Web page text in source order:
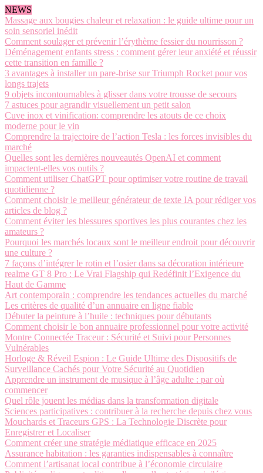
NEWS
Massage aux bougies chaleur et relaxation : le guide ultime pour un
soin sensoriel inédit
Comment soulager et prévenir l’érythème fessier du nourrisson ?
Déménagement enfants stress : comment gérer leur anxiété et réussir
cette transition en famille ?
3 avantages à installer un pare-brise sur Triumph Rocket pour vos
longs trajets
9 objets incontournables à glisser dans votre trousse de secours
7 astuces pour agrandir visuellement un petit salon
Cuve inox et vinification: comprendre les atouts de ce choix
moderne pour le vin
Comprendre la trajectoire de l’action Tesla : les forces invisibles du
marché
Quelles sont les dernières nouveautés OpenAI et comment
impactent-elles vos outils ?
Comment utiliser ChatGPT pour optimiser votre routine de travail
quotidienne ?
Comment choisir le meilleur générateur de texte IA pour rédiger vos
articles de blog ?
Comment éviter les blessures sportives les plus courantes chez les
amateurs ?
Pourquoi les marchés locaux sont le meilleur endroit pour découvrir
une culture ?
7 façons d’intégrer le rotin et l’osier dans sa décoration intérieure
realme GT 8 Pro : Le Vrai Flagship qui Redéfinit l’Exigence du
Haut de Gamme
Art contemporain : comprendre les tendances actuelles du marché
Les critères de qualité d’un annuaire en ligne fiable
Débuter la peinture à l’huile : techniques pour débutants
Comment choisir le bon annuaire professionnel pour votre activité
Montre Connectée Traceur : Sécurité et Suivi pour Personnes
Vulnérables
Horloge & Réveil Espion : Le Guide Ultime des Dispositifs de
Surveillance Cachés pour Votre Sécurité au Quotidien
Apprendre un instrument de musique à l’âge adulte : par où
commencer
Quel rôle jouent les médias dans la transformation digitale
Sciences participatives : contribuer à la recherche depuis chez vous
Mouchards et Traceurs GPS : La Technologie Discrète pour
Enregistrer et Localiser
Comment créer une stratégie médiatique efficace en 2025
Assurance habitation : les garanties indispensables à connaître
Comment l’artisanat local contribue à l’économie circulaire